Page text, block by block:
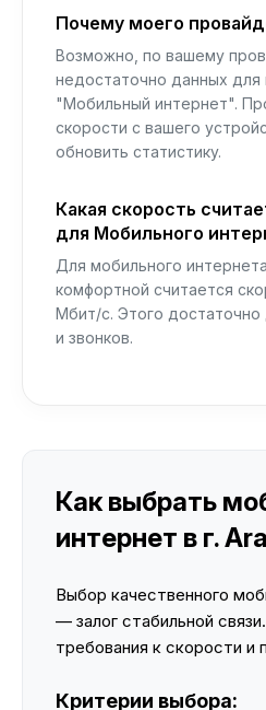
Почему моего
Возможно, по вашему
недостаточно данных для
"Мобильный интернет".
скорости с вашего
обновить статистику.
Какая скорость
для Мобильного
Для мобильного
комфортной считается
Мбит/с. Этого
и звонков.
Как выбрать
интернет в г.
Выбор качественного
— залог стабильной
требования к скорости и
Критерии выбора: